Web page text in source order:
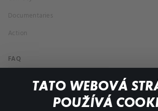
TATO WEBOVÁ
POUŽÍVÁ
Documentaries
Action
FAQ
My profile